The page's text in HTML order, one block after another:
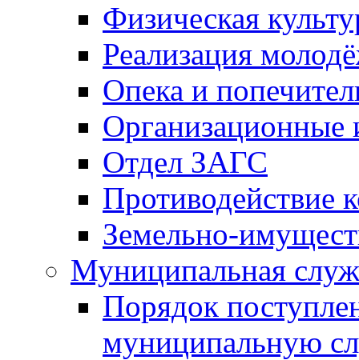
Физическая
Реализация
Опека и
Отдел ЗАГС
Противодействие
Земельно-
Муниципальная
Порядок
муниципальную